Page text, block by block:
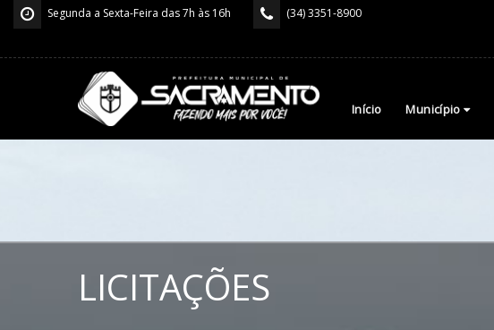
Segunda a Sexta-Feira das 7h às 16h (34) 3351-8900
Início Município
LICITAÇÕES